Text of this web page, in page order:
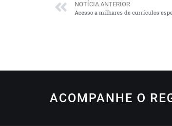
NOTÍCIA ANTERIOR
Acesso a milhares de currículos
ACOMPANHE O